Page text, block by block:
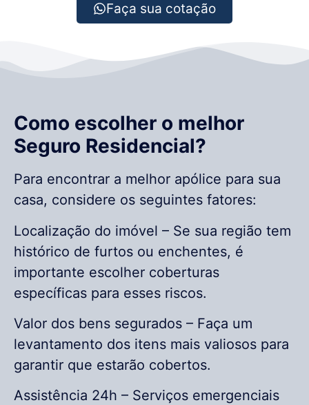
Faça sua cotação
Como escolher o melhor
Seguro Residencial?
Para encontrar a melhor apólice para sua
casa, considere os seguintes fatores:
Localização do imóvel – Se sua região tem
histórico de furtos ou enchentes, é
importante escolher coberturas
específicas para esses riscos.
Valor dos bens segurados – Faça um
levantamento dos itens mais valiosos para
garantir que estarão cobertos.
Assistência 24h – Serviços emergenciais